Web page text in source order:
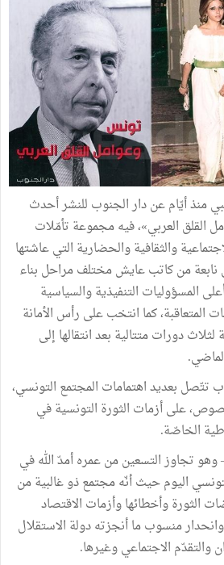
منذ أيّام عن دار الجنوب للنشر أحدث
القلق العربي»، فيه مجموعة تأمّلات
والثقافية والحضارية التي عاشتها
من كاتب عايش مختلف مراحل بناء
المسؤوليات التنفيذية والسياسية
كما انتخب على رأس الأمانة
لثلاث دورات متتالية بعد انتقالها إلى
تتّصل بعديد اهتمامات المجتمع التونسي،
على أزمات الثورة التونسية في
الخاصّة.
تجاوز التسعين من عمره أمدّ الله في
اليوم حيث أنّه مجتمع ذو غالبية من
الثورة وأخطائها وأزمات الاقتصاد
وانحدار منسوب ما أنجزته دولة الاستقلال
الاجتماعي وغيرها.